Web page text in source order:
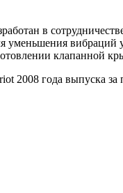
в
вибраций
клапанной
2008 года выпуска